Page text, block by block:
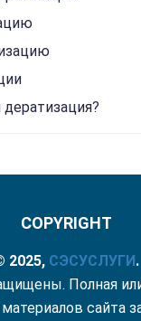
COPYRIGHT
2025, СЭСУСЛУГИ .
Полная
сайта